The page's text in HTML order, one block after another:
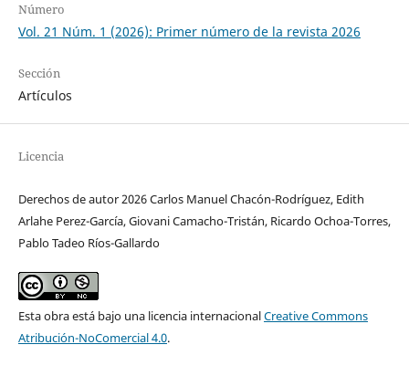
Número
Vol. 21 Núm. 1 (2026): Primer número de la revista 2026
Sección
Artículos
Licencia
Derechos de autor 2026 Carlos Manuel Chacón-Rodríguez, Edith
Arlahe Perez-García, Giovani Camacho-Tristán, Ricardo Ochoa-Torres,
Pablo Tadeo Ríos-Gallardo
Esta obra está bajo una licencia internacionalCreative Commons
Atribución-NoComercial 4.0.